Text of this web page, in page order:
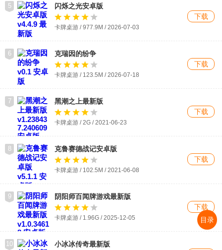
5 闪烁之光安卓版
卡牌桌游 / 977.9M / 2026-07-03
下载
6 克瑞因的纷争
卡牌桌游 / 123.5M / 2026-07-18
下载
7 黑潮之上最新版
卡牌桌游 / 2G / 2021-06-23
下载
8 克鲁赛德战记安卓版
卡牌桌游 / 102.5M / 2021-06-08
下载
9 阴阳师百闻牌游戏最新版
卡牌桌游 / 1.96G / 2025-12-05
下载
10 小冰冰传奇最新版
目录